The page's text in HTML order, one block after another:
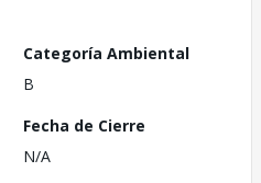
Categoría Ambiental
B
Fecha de Cierre
N/A